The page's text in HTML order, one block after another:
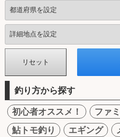
釣り方から探す
初心者オススメ！
ファ
鮎トモ釣り
エギング